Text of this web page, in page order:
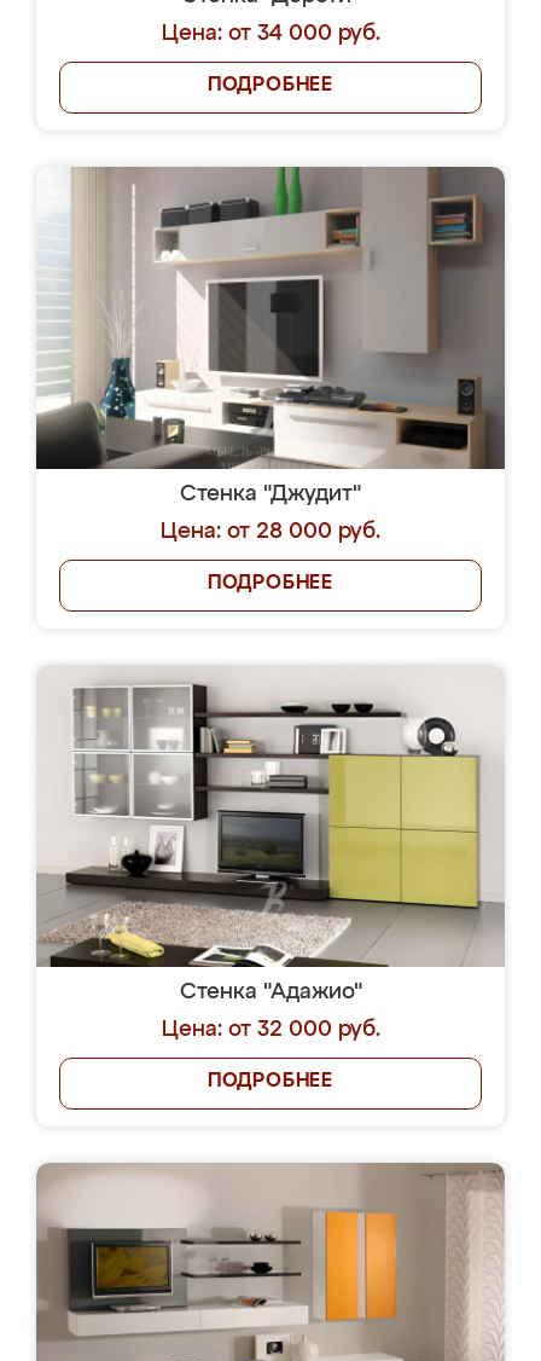
Цена: от 34 000 руб.
ПОДРОБНЕЕ
Стенка "Джудит"
Цена: от 28 000 руб.
ПОДРОБНЕЕ
Стенка "Адажио"
Цена: от 32 000 руб.
ПОДРОБНЕЕ